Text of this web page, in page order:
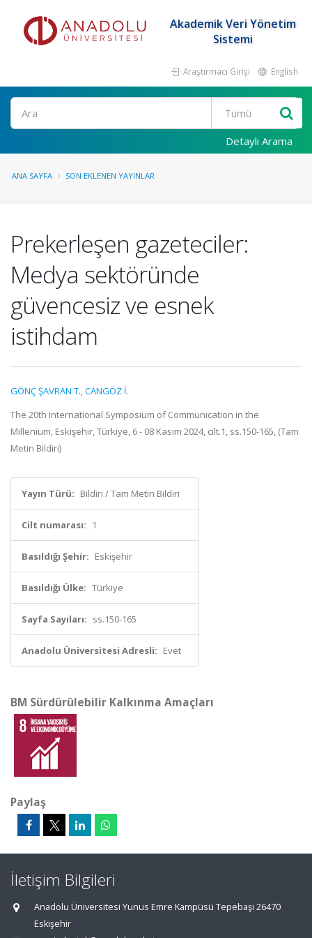
Akademik Veri Yönetim
Sistemi
Araştırmacı Girişi English
Ara
Detaylı Arama
ANA SAYFA SON EKLENEN YAYINLAR
Prekerleşen gazeteciler:
Medya sektöründe
güvencesiz ve esnek
istihdam
GÖNÇ ŞAVRAN T.,CANGÖZ İ.
The 20th International Symposium of Communication in the
Millenium, Eskişehir, Türkiye, 6 - 08 Kasım 2024, cilt.1, ss.150-165, (Tam
Metin Bildiri)
Yayın Türü: Bildiri / Tam Metin Bildiri
Cilt numarası: 1
Basıldığı Şehir: Eskişehir
Basıldığı Ülke: Türkiye
Sayfa Sayıları: ss.150-165
Anadolu Üniversitesi Adresli: Evet
BM Sürdürülebilir Kalkınma Amaçları
Paylaş
İletişim Bilgileri
Anadolu Üniversitesi Yunus Emre Kampüsü Tepebaşı 26470
Eskişehir